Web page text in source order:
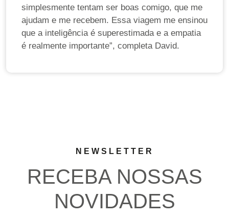
simplesmente tentam ser boas comigo, que me
ajudam e me recebem. Essa viagem me ensinou
que a inteligência é superestimada e a empatia
é realmente importante”, completa David.
NEWSLETTER
RECEBA NOSSAS
NOVIDADES